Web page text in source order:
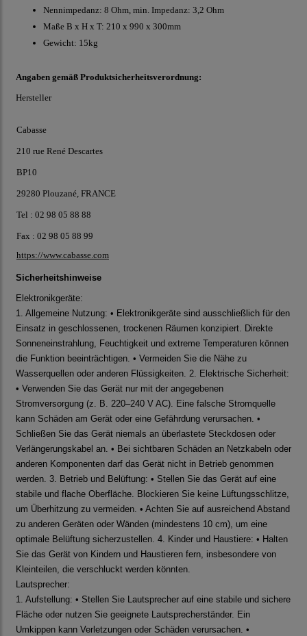
Nennimpedanz: 8 Ohm, min. Impedanz: 3,2 Ohm
Maße B x H x T: 210 x 990 x 300mm
Gewicht: 15kg
Angaben gemäß Produktsicherheitsverordnung:
Hersteller
Cabasse
210 rue René Descartes
BP10
29280 Plouzané, FRANCE
Tel : 02 98 05 88 88
Fax : 02 98 05 88 99
https://www.cabasse.com
Sicherheitshinweise
Elektronikgeräte:
1. Allgemeine Nutzung: • Elektronikgeräte sind ausschließlich für den
Einsatz in geschlossenen, trockenen Räumen konzipiert. Direkte
Sonneneinstrahlung, Feuchtigkeit und extreme Temperaturen können
die Funktion beeinträchtigen. • Vermeiden Sie die Nähe zu
Wasserquellen oder anderen Flüssigkeiten. 2. Elektrische Sicherheit:
• Verwenden Sie das Gerät nur mit der angegebenen
Stromversorgung (z. B. 220–240 V AC). Eine falsche Stromquelle
kann Schäden am Gerät oder eine Gefährdung verursachen. •
Schließen Sie das Gerät niemals an überlastete Steckdosen oder
Verlängerungskabel an. • Bei sichtbaren Schäden an Netzkabeln oder
anderen Komponenten darf das Gerät nicht in Betrieb genommen
werden. 3. Betrieb und Belüftung: • Stellen Sie das Gerät auf eine
stabile und flache Oberfläche. Blockieren Sie keine Lüftungsschlitze,
um Überhitzung zu vermeiden. • Achten Sie auf ausreichend Abstand
zu anderen Geräten oder Wänden (mindestens 10 cm), um eine
optimale Belüftung sicherzustellen. 4. Kinder und Haustiere: • Halten
Sie das Gerät von Kindern und Haustieren fern, insbesondere von
Kleinteilen, die verschluckt werden könnten.
Lautsprecher:
1. Aufstellung: • Stellen Sie Lautsprecher auf eine stabile und sichere
Fläche oder nutzen Sie geeignete Lautsprecherständer. Ein
Umkippen kann Verletzungen oder Schäden verursachen. •